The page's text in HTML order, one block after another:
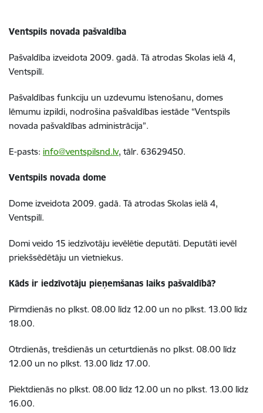
Ventspils novada pašvaldība
Pašvaldība izveidota 2009. gadā. Tā atrodas Skolas ielā 4,
Ventspilī.
Pašvaldības funkciju un uzdevumu īstenošanu, domes
lēmumu izpildi, nodrošina pašvaldības iestāde “Ventspils
novada pašvaldības administrācija”.
E-pasts: info@ventspilsnd.lv, tālr. 63629450.
Ventspils novada dome
Dome izveidota 2009. gadā. Tā atrodas Skolas ielā 4,
Ventspilī.
Domi veido 15 iedzīvotāju ievēlētie deputāti. Deputāti ievēl
priekšsēdētāju un vietniekus.
Kāds ir iedzīvotāju pieņemšanas laiks pašvaldībā?
Pirmdienās no plkst. 08.00 līdz 12.00 un no plkst. 13.00 līdz
18.00.
Otrdienās, trešdienās un ceturtdienās no plkst. 08.00 līdz
12.00 un no plkst. 13.00 līdz 17.00.
Piektdienās no plkst. 08.00 līdz 12.00 un no plkst. 13.00 līdz
16.00.